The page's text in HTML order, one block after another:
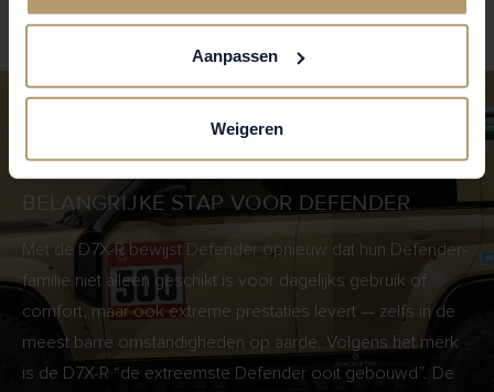
Aanpassen
Weigeren
wereld.
BELANGRIJKE STAP VOOR DEFENDER
Met de D7X-R bewijst Defender opnieuw dat hun Defender-
familie niet alleen geschikt is voor dagelijks gebruik of
comfort, maar ook extreme prestaties levert — zelfs in de
meest barre omstandigheden op aarde. Volgens het merk
is de D7X-R “de extreemste Defender ooit gebouwd”. De